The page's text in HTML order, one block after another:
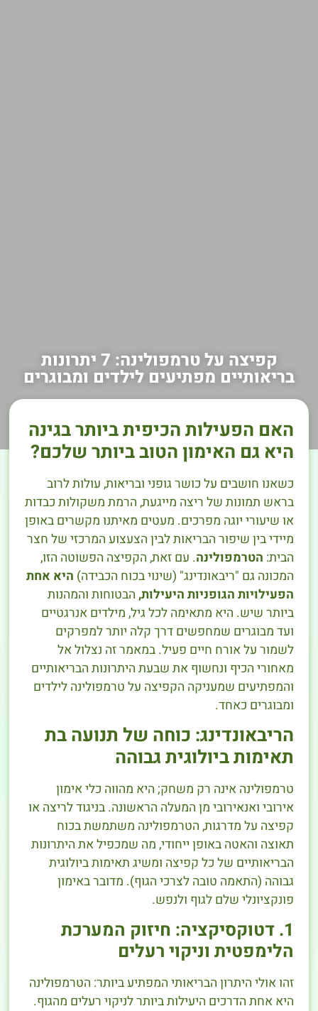
קפיצה על טרמפולינה: 7 יתרונות
בריאותיים מפתיעים לילדים ומבוגרים
האם הפעילות הכיפית ביותר בגינה
היא גם האימון הטוב ביותר שלכם?
כשאנו חושבים על כושר גופני ובריאות, עולות לרוב
בראש תמונות של ריצה מייגעת, הרמת משקולות כבדות
או שיעורי יוגה מפרכים. מעטים מאיתנו מקשרים באופן
מיידי בין שיפור הבריאות לבין הצעצוע המרכזי של חצר
הבית: הטרמפולינה. עם זאת, הקפיצה הפשוטה הזו,
המכונה גם "ריבאונדינג" (שינוי בכוח הכבידה) היא אחת
הפעילויות הגופניות היעילות, הבטוחות והמהנות
ביותר שיש. היא מתאימה לכל גיל, מילדים אנרגטיים
ועד מבוגרים שמחפשים דרך קלה יותר למפרקים
לשמור על אורח חיים פעיל. במאמר זה נצלול אל
מאחורי הכיף ונחשוף את שבעת היתרונות הבריאותיים
והמפתיעים שמעניקה הקפיצה על טרמפולינה לילדים
ומבוגרים כאחד.
הריבאונדינג: כוחה של תנועה בת
תאימות ביולוגית גבוהה
טרמפולינה אינה רק משחק; היא מהווה כלי אימון
אירובי ואנאירובי מן המעלה הראשונה. בניגוד לריצה או
קפיצה על מדרגות, הטרמפולינה משתמשת בכוח
תאוצה והאטה באופן ייחודי, מה שמכפיל את היתרונות
הבריאותיים של כל קפיצה ומשיג תאימות ביולוגית
גבוהה (התאמה טובה לצרכי הגוף). מדובר באימון
פונקציונלי שלם לגוף ולנפש.
1. דטוקסיקציה: חיזוק המערכת
הלימפטית וניקוי רעלים
זהו אולי היתרון הבריאותי המפתיע ביותר: הטרמפולינה
היא אחת הדרכים היעילות ביותר לניקוי רעלים מהגוף.